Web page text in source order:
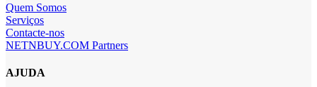
Quem Somos
Serviços
Contacte-nos
NETNBUY.COM Partners
AJUDA